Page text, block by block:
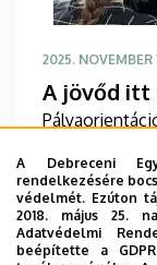
2025. NOVEMBER
A jövőd itt
TOVÁBB
A Debreceni
rendelkezésére
védelmét. Ezúton
2018. május 25.
Adatvédelmi
beépítette a